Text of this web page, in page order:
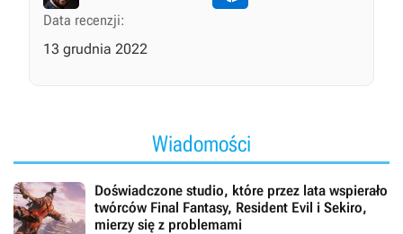
Data recenzji:
13 grudnia 2022
Wiadomości
Doświadczone studio, które przez lata wspierało
twórców Final Fantasy, Resident Evil i Sekiro,
mierzy się z problemami